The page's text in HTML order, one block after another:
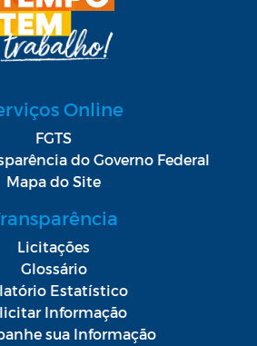
Online
FGTS
do Governo Federal
Mapa do Site
Licitações
Glossário
Estatístico
Informação
sua Informação